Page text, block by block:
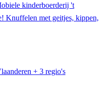
kinderboerderij 't
Knuffelen met geitjes, kippen,
+ 3 regio's